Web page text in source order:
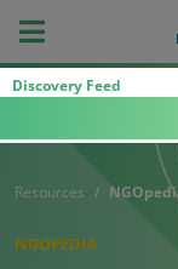
Discovery Feed
Resources
NGOPEDIA